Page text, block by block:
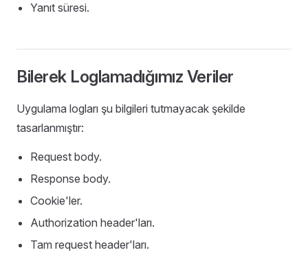
Yanıt süresi.
Bilerek Loglamadığımız Veriler
Uygulama logları şu bilgileri tutmayacak şekilde
tasarlanmıştır:
Request body.
Response body.
Cookie'ler.
Authorization header'ları.
Tam request header'ları.